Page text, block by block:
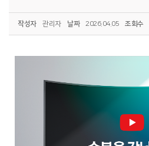
작성자 관리자 날짜 2026.04.05 조회수